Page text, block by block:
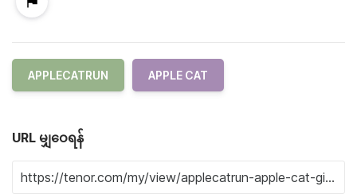
APPLECATRUN APPLE CAT
URL မျှဝေရန်